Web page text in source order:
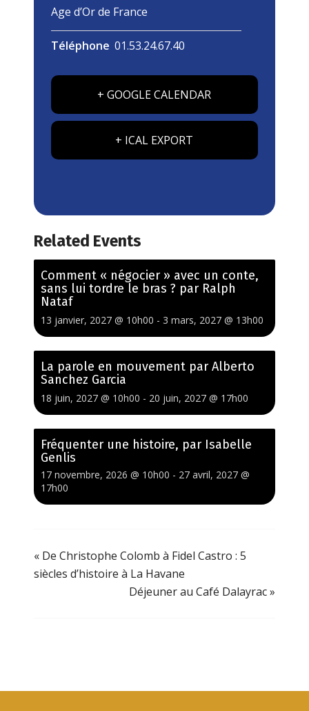
Age d’Or de France
Téléphone 01.53.24.67.40
+ GOOGLE CALENDAR
+ ICAL EXPORT
Related Events
Comment « négocier » avec un conte,
sans lui tordre le bras ? par Ralph
Nataf
13 janvier, 2027 @ 10h00 - 3 mars, 2027 @ 13h00
La parole en mouvement par Alberto
Sanchez Garcia
18 juin, 2027 @ 10h00 - 20 juin, 2027 @ 17h00
Fréquenter une histoire, par Isabelle
Genlis
17 novembre, 2026 @ 10h00 - 27 avril, 2027 @
17h00
«De Christophe Colomb à Fidel Castro : 5
siècles d’histoire à La Havane
Déjeuner au Café Dalayrac»